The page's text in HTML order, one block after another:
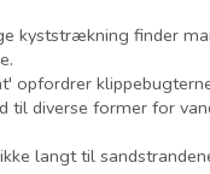
kyststrækning finder
opfordrer
til diverse former for
langt til